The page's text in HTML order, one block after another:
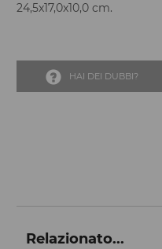
24,5x17,0x10,0 cm.
HAI DEI DUBBI?
Relazionato...